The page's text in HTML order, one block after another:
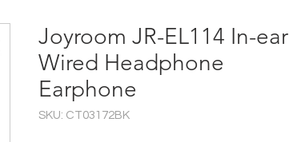
Joyroom JR-EL114 In-ear
Wired Headphone
Earphone
SKU: CT03172BK